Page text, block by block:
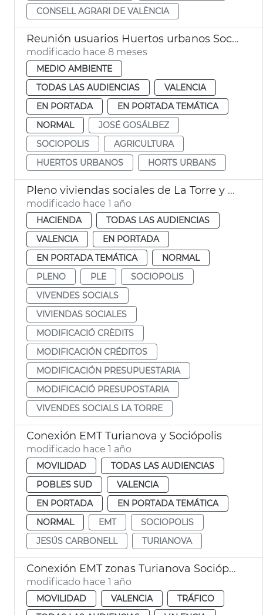
CONSELL AGRARI DE VALÈNCIA
Reunión usuarios Huertos urbanos Sociópolis
modificado hace 8 meses
MEDIO AMBIENTE
TODAS LAS AUDIENCIAS
VALENCIA
EN PORTADA
EN PORTADA TEMÁTICA
NORMAL
JOSÉ GOSÁLBEZ
SOCIOPOLIS
AGRICULTURA
HUERTOS URBANOS
HORTS URBANS
Pleno viviendas sociales de La Torre y sexta modificación presupuestaria
modificado hace 1 año
HACIENDA
TODAS LAS AUDIENCIAS
VALENCIA
EN PORTADA
EN PORTADA TEMÁTICA
NORMAL
PLENO
PLE
SOCIOPOLIS
VIVENDES SOCIALS
VIVIENDAS SOCIALES
MODIFICACIÓ CRÈDITS
MODIFICACIÓN CRÉDITOS
MODIFICACIÓN PRESUPUESTARIA
MODIFICACIÓ PRESUPOSTARIA
VIVENDES SOCIALS LA TORRE
Conexión EMT Turianova y Sociópolis
modificado hace 1 año
MOVILIDAD
TODAS LAS AUDIENCIAS
POBLES SUD
VALENCIA
EN PORTADA
EN PORTADA TEMÁTICA
NORMAL
EMT
SOCIOPOLIS
JESÚS CARBONELL
TURIANOVA
Conexión EMT zonas Turianova Sociópolis
modificado hace 1 año
MOVILIDAD VALENCIA
TRÁFICO